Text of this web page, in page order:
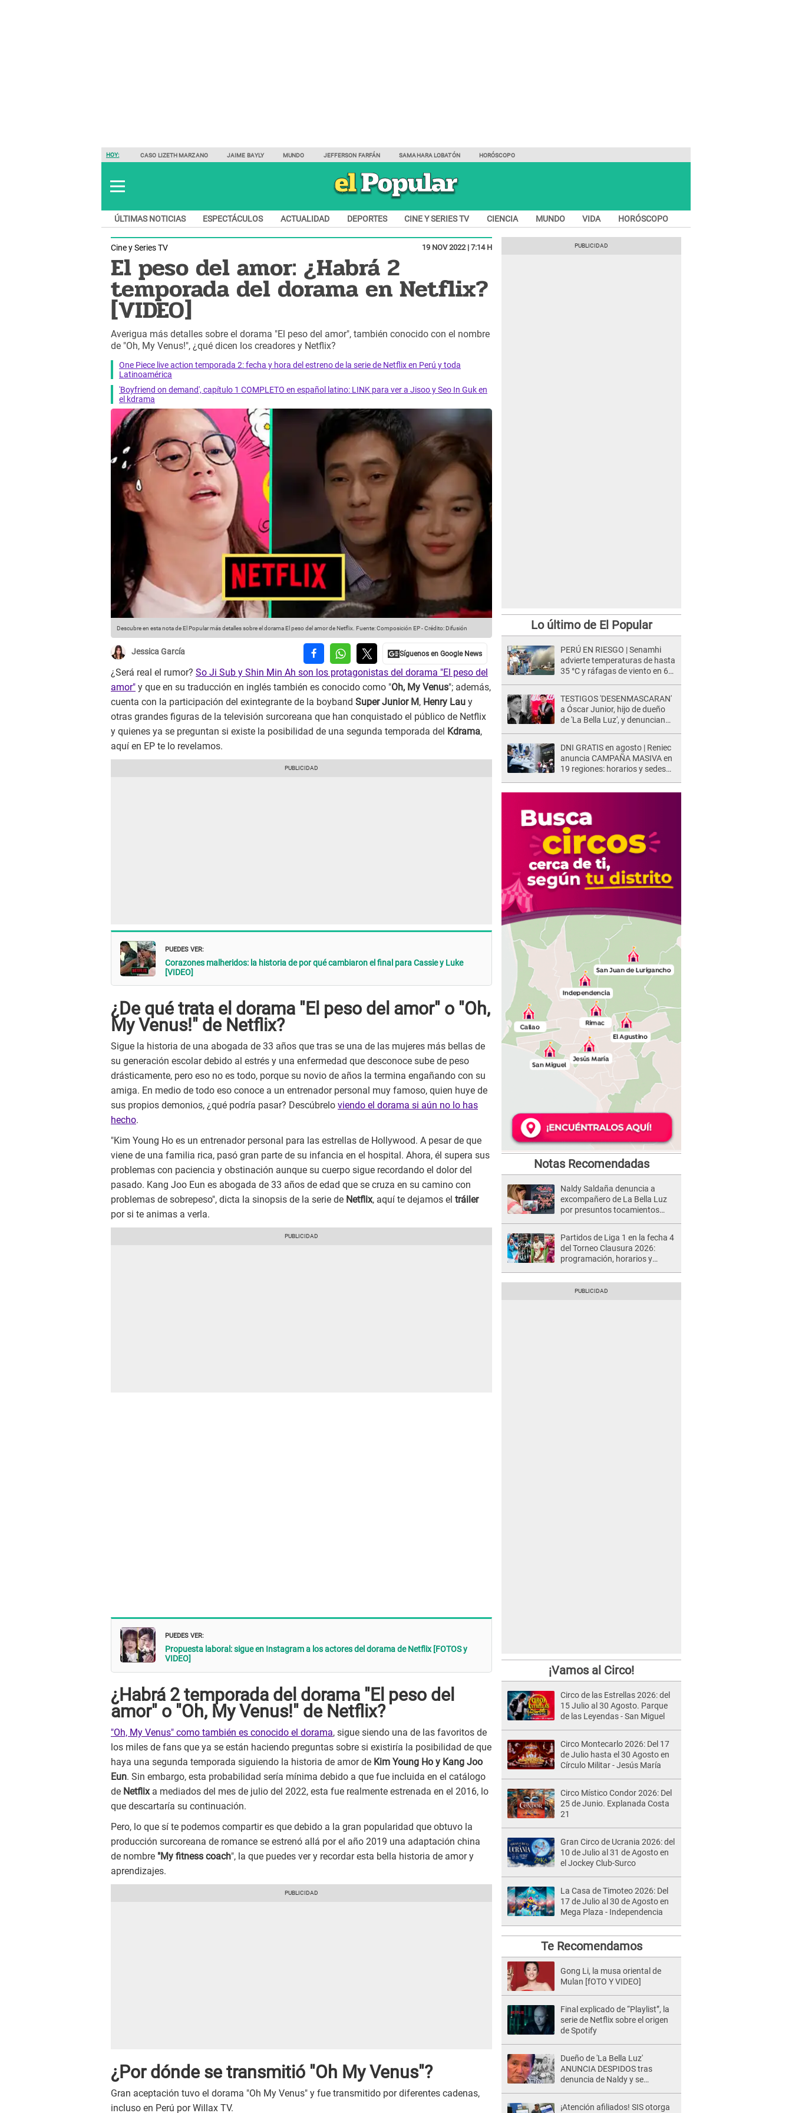
HOY: CASO LIZETH MARZANO JAIME BAYLY MUNDO JEFFERSON FARFÁN SAMAHARA LOBATÓN HORÓSCOPO
ÚLTIMAS NOTICIAS ESPECTÁCULOS ACTUALIDAD DEPORTES CINE Y SERIES TV CIENCIA MUNDO VIDA HORÓSCOPO
Cine y Series TV 19 NOV 2022 | 7:14 H
El peso del amor: ¿Habrá 2
temporada del dorama en Netflix?
[VIDEO]
Averigua más detalles sobre el dorama "El peso del amor", también conocido con el nombre
de "Oh, My Venus!", ¿qué dicen los creadores y Netflix?
One Piece live action temporada 2: fecha y hora del estreno de la serie de Netflix en Perú y toda
Latinoamérica
'Boyfriend on demand', capítulo 1 COMPLETO en español latino: LINK para ver a Jisoo y Seo In Guk en
el kdrama
Descubre en esta nota de El Popular más detalles sobre el dorama El peso del amor de Netflix. Fuente: Composición EP-Crédito: Difusión
Jessica García
¿Será real el rumor? So Ji Sub y Shin Min Ah son los protagonistas del dorama "El peso del
amor" y que en su traducción en inglés también es conocido como "Oh, My Venus"; además,
cuenta con la participación del exintegrante de la boyband Super Junior M, Henry Lau y
otras grandes figuras de la televisión surcoreana que han conquistado el público de Netflix
y quienes ya se preguntan si existe la posibilidad de una segunda temporada del Kdrama,
aquí en EP te lo revelamos.
PUEDES VER:
Corazones malheridos: la historia de por qué cambiaron el final para Cassie y Luke
[VIDEO]
¿De qué trata el dorama "El peso del amor" o "Oh,
My Venus!" de Netflix?
Sigue la historia de una abogada de 33 años que tras se una de las mujeres más bellas de
su generación escolar debido al estrés y una enfermedad que desconoce sube de peso
drásticamente, pero eso no es todo, porque su novio de años la termina engañando con su
amiga. En medio de todo eso conoce a un entrenador personal muy famoso, quien huye de
sus propios demonios, ¿qué podría pasar? Descúbrelo viendo el dorama si aún no lo has
hecho.
"Kim Young Ho es un entrenador personal para las estrellas de Hollywood. A pesar de que
viene de una familia rica, pasó gran parte de su infancia en el hospital. Ahora, él supera sus
problemas con paciencia y obstinación aunque su cuerpo sigue recordando el dolor del
pasado. Kang Joo Eun es abogada de 33 años de edad que se cruza en su camino con
problemas de sobrepeso", dicta la sinopsis de la serie de Netflix, aquí te dejamos el tráiler
por si te animas a verla.
PUEDES VER:
Propuesta laboral: sigue en Instagram a los actores del dorama de Netflix [FOTOS y
VIDEO]
¿Habrá 2 temporada del dorama "El peso del
amor" o "Oh, My Venus!" de Netflix?
"Oh, My Venus" como también es conocido el dorama, sigue siendo una de las favoritos de
los miles de fans que ya se están haciendo preguntas sobre si existiría la posibilidad de que
haya una segunda temporada siguiendo la historia de amor de Kim Young Ho y Kang Joo
Eun. Sin embargo, esta probabilidad sería mínima debido a que fue incluida en el catálogo
de Netflix a mediados del mes de julio del 2022, esta fue realmente estrenada en el 2016, lo
que descartaría su continuación.
Pero, lo que sí te podemos compartir es que debido a la gran popularidad que obtuvo la
producción surcoreana de romance se estrenó allá por el año 2019 una adaptación china
de nombre "My fitness coach", la que puedes ver y recordar esta bella historia de amor y
aprendizajes.
¿Por dónde se transmitió "Oh My Venus"?
Gran aceptación tuvo el dorama "Oh My Venus" y fue transmitido por diferentes cadenas,
incluso en Perú por Willax TV.
Lo último de El Popular
PERÚ EN RIESGO | Senamhi
advierte temperaturas de hasta
35 °C y ráfagas de viento en 6
TESTIGOS 'DESENMASCARAN'
a Óscar Junior, hijo de dueño
de 'La Bella Luz', y denuncian
DNI GRATIS en agosto | Reniec
anuncia CAMPAÑA MASIVA en
19 regiones: horarios y sedes
Notas Recomendadas
Naldy Saldaña denuncia a
excompañero de La Bella Luz
por presuntos tocamientos
Partidos de Liga 1 en la fecha 4
del Torneo Clausura 2026:
programación, horarios y
¡Vamos al Circo!
Circo de las Estrellas 2026: del
15 Julio al 30 Agosto. Parque
de las Leyendas - San Miguel
Circo Montecarlo 2026: Del 17
de Julio hasta el 30 Agosto en
Círculo Militar - Jesús María
Circo Místico Condor 2026: Del
25 de Junio. Explanada Costa
21
Gran Circo de Ucrania 2026: del
10 de Julio al 31 de Agosto en
el Jockey Club-Surco
La Casa de Timoteo 2026: Del
17 de Julio al 30 de Agosto en
Mega Plaza - Independencia
Te Recomendamos
Gong Li, la musa oriental de
Mulan [fOTO Y VIDEO]
Final explicado de “Playlist”, la
serie de Netflix sobre el origen
de Spotify
Dueño de 'La Bella Luz'
ANUNCIA DESPIDOS tras
denuncia de Naldy y se
¡Atención afiliados! SIS otorga